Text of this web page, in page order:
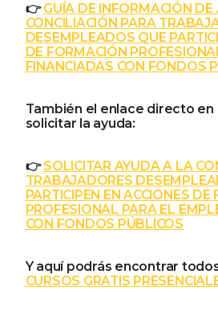
👉GUÍA DE INFORMACIÓN
CONCILIACIÓN PARA
DESEMPLEADOS QUE
DE FORMACIÓN
FINANCIADAS CON FONDOS
También el enlace directo en
solicitar la ayuda:
👉SOLICITAR AYUDA A LA
TRABAJADORES
PARTICIPEN EN ACCIONES DE
PROFESIONAL PARA EL
CON FONDOS PÚBLICOS
Y aquí podrás encontrar
CURSOS GRATIS